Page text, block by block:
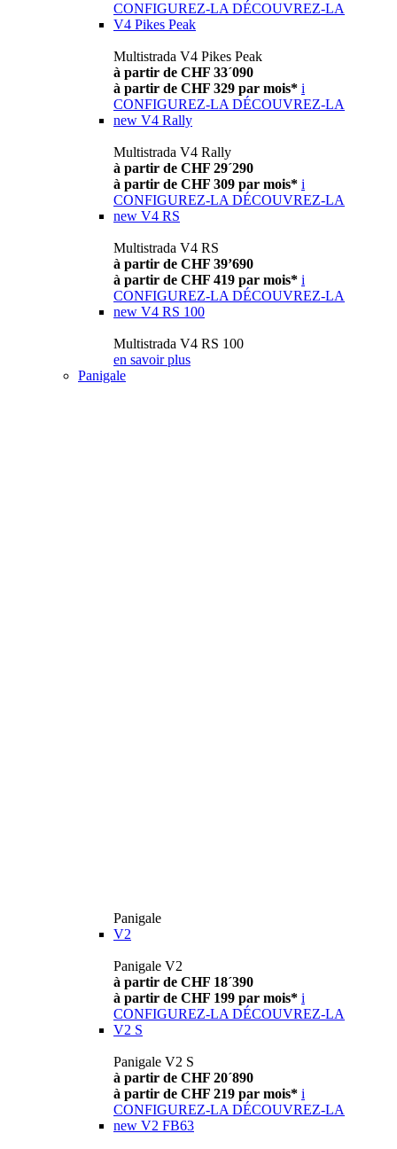
CONFIGUREZ-LA DÉCOUVREZ-LA
V4 Pikes Peak
Multistrada V4 Pikes Peak
à partir de CHF 33´090
à partir de CHF 329 par mois* i
CONFIGUREZ-LA DÉCOUVREZ-LA
new V4 Rally
Multistrada V4 Rally
à partir de CHF 29´290
à partir de CHF 309 par mois* i
CONFIGUREZ-LA DÉCOUVREZ-LA
new V4 RS
Multistrada V4 RS
à partir de CHF 39’690
à partir de CHF 419 par mois* i
CONFIGUREZ-LA DÉCOUVREZ-LA
new V4 RS 100
Multistrada V4 RS 100
en savoir plus
Panigale
Panigale
V2
Panigale V2
à partir de CHF 18´390
à partir de CHF 199 par mois* i
CONFIGUREZ-LA DÉCOUVREZ-LA
V2 S
Panigale V2 S
à partir de CHF 20´890
à partir de CHF 219 par mois* i
CONFIGUREZ-LA DÉCOUVREZ-LA
new V2 FB63